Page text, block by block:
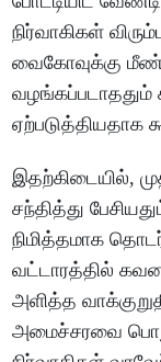
நிர்வாகிகள்
வைகோவுக்கு
வழங்கப்படாததும்
ஏற்படுத்தியதாக
இதற்கிடையில்,
சந்தித்து
நிமித்தமாக
வட்டாரத்தில்
அளித்த
அமைச்சரவை